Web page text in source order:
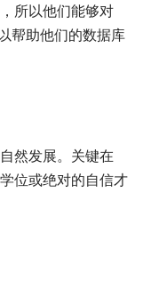
所以他们能够对
帮助他们的数据库
然发展。关键在
位或绝对的自信才